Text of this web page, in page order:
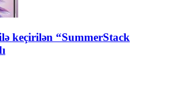
keçirilən “SummerStack